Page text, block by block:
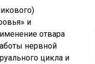
и
отвара
нервной
цикла и